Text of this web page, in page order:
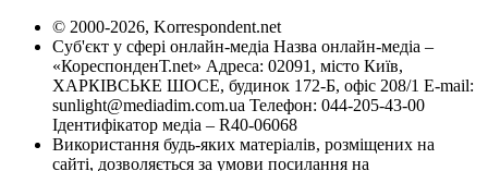
© 2000-2026, Korrespondent.net
Суб'єкт у сфері онлайн-медіа Назва онлайн-медіа –
«КореспонденТ.net» Адреса: 02091, місто Київ,
ХАРКІВСЬКЕ ШОСЕ, будинок 172-Б, офіс 208/1 E-mail:
sunlight@mediadim.com.ua Телефон: 044-205-43-00
Ідентифікатор медіа – R40-06068
Використання будь-яких матеріалів, розміщених на
сайті, дозволяється за умови посилання на